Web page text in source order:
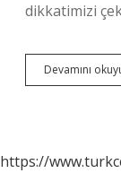
dikkatimizi
Devamını
https://